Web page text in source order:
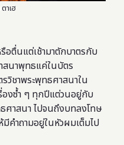
าเฮ
อตื่นแต่เช้ามาตักบาตรกับ
นาพุทธแค่ในบัตร
วิชาพระพุทธศาสนาใน
งซ้ำ ๆ ทุกปีแต่วนอยู่กับ
ศาสนา ไปจนถึงบทลงโทษ
มีคำถามอยู่ในหัวผมเต็มไป